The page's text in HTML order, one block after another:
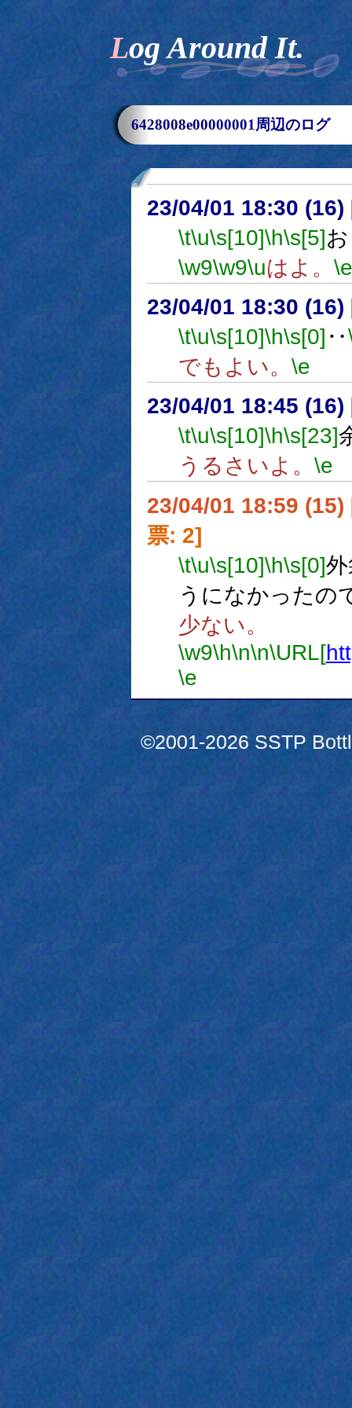
Log Around It.
6428008e00000001周辺のログ
23/04/01 18:30 (16)
\t\u\s[10]\h\s[5]
\w9\w9\uはよ。 \e
23/04/01 18:30 (16)
\t\u\s[10]\h\s[0] ‥
でもよい。 \e
23/04/01 18:45 (16)
\t\u\s[10]\h\s[23]
うるさいよ。 \e
23/04/01 18:59 (15)
票: 2]
\t\u\s[10]\h\s[0]
うになかったの
少ない。
\w9\h\n\n\URL[
\e
©2001-2026 SSTP